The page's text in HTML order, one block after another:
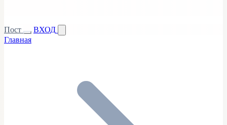
Пост
ВХОД
Главная